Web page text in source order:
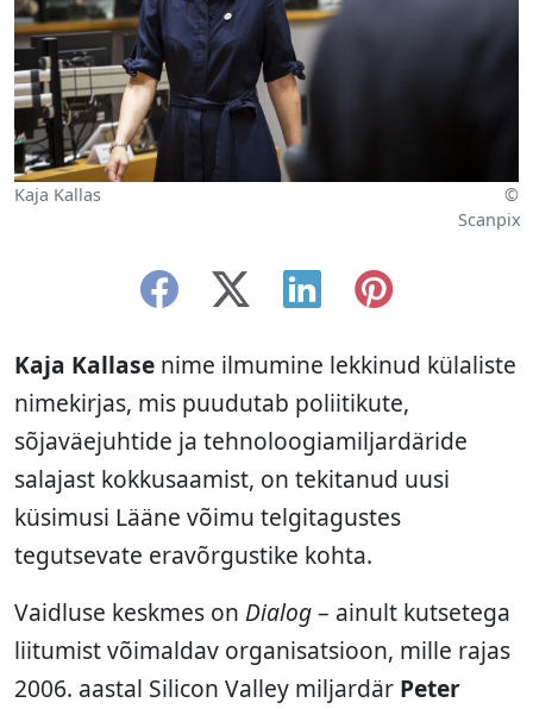
Kaja Kallas
©
Scanpix
Kaja Kallase nime ilmumine lekkinud külaliste
nimekirjas, mis puudutab poliitikute,
sõjaväejuhtide ja tehnoloogiamiljardäride
salajast kokkusaamist, on tekitanud uusi
küsimusi Lääne võimu telgitagustes
tegutsevate eravõrgustike kohta.
Vaidluse keskmes on Dialog– ainult kutsetega
liitumist võimaldav organisatsioon, mille rajas
2006. aastal Silicon Valley miljardär Peter